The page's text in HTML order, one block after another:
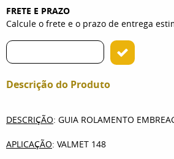
FRETE E PRAZO
Calcule o frete e o prazo de entrega
Descrição do Produto
DESCRIÇÃO: GUIA ROLAMENTO
APLICAÇÃO: VALMET 148